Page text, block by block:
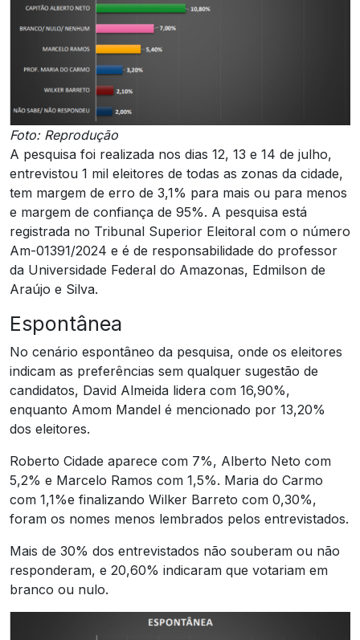
Foto: Reprodução
A pesquisa foi realizada nos dias 12, 13 e 14 de julho,
entrevistou 1 mil eleitores de todas as zonas da cidade,
tem margem de erro de 3,1% para mais ou para menos
e margem de confiança de 95%. A pesquisa está
registrada no Tribunal Superior Eleitoral com o número
Am-01391/2024 e é de responsabilidade do professor
da Universidade Federal do Amazonas, Edmilson de
Araújo e Silva.
Espontânea
No cenário espontâneo da pesquisa, onde os eleitores
indicam as preferências sem qualquer sugestão de
candidatos, David Almeida lidera com 16,90%,
enquanto Amom Mandel é mencionado por 13,20%
dos eleitores.
Roberto Cidade aparece com 7%, Alberto Neto com
5,2% e Marcelo Ramos com 1,5%. Maria do Carmo
com 1,1%e finalizando Wilker Barreto com 0,30%,
foram os nomes menos lembrados pelos entrevistados.
Mais de 30% dos entrevistados não souberam ou não
responderam, e 20,60% indicaram que votariam em
branco ou nulo.